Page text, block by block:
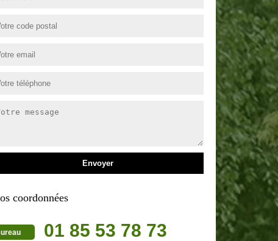
coordonnées
01 85 53 78 73